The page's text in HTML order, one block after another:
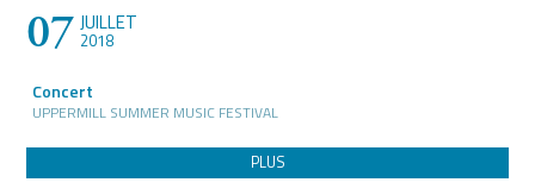
07 JUILLET
2018
Concert
UPPERMILL SUMMER MUSIC FESTIVAL
PLUS